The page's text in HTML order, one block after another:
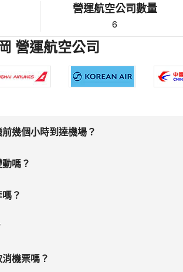
營運航空公司數量
6
營運航空公司
幾個小時到達機場？
嗎？
？
機票嗎？